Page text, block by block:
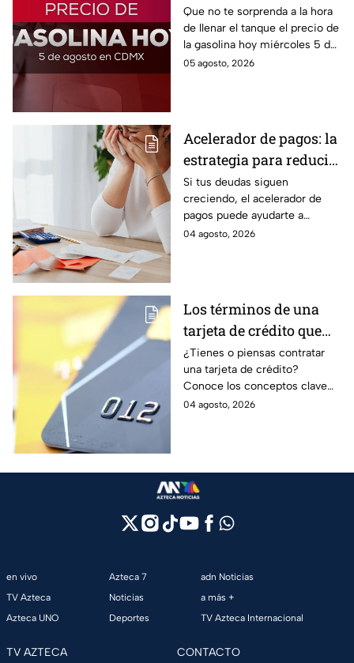
de la gasolina HOY
Que no te sorprenda a la hora
de llenar el tanque el precio de
la gasolina hoy miércoles 5 de
agosto 2026; aquí te dejamos
05 agosto, 2026
Acelerador de pagos: la
estrategia para reducir
tus deudas más rápido
y recuperar el control
de tus finanzas
Si tus deudas siguen
creciendo, el acelerador de
pagos puede ayudarte a
ordenar tus finanzas, priorizar
04 agosto, 2026
Los términos de una
tarjeta de crédito que
debes entender para
evitar deudas
¿Tienes o piensas contratar
una tarjeta de crédito?
Conoce los conceptos clave
como CAT, fecha de corte,
04 agosto, 2026
en vivo
TV Azteca
Azteca UNO
Azteca 7
Noticias
Deportes
adn Noticias
a más +
TV Azteca Internacional
TV AZTECA CONTACTO